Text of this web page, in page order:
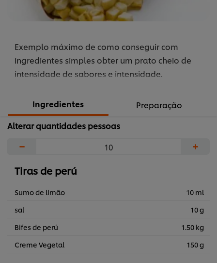
Exemplo máximo de como conseguir com
ingredientes simples obter um prato cheio de
intensidade de sabores e intensidade.
Ingredientes
Preparação
Alterar quantidades pessoas
− +
Tiras de perú
Sumo de limão
10 ml
sal
10 g
Bifes de perú
1.50 kg
Creme Vegetal
150 g